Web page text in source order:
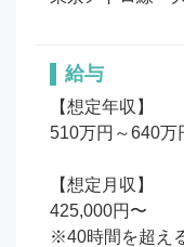
給与
【想定年収】
510万円～640万
【想定月収】
425,000円〜
※40時間を超え